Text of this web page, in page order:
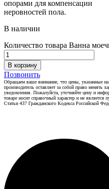
опорами для компенсации
неровностей пола.
В наличии
Количество товара Ванна
В корзину
Позвонить
Обращаем ваше внимание, что цены, указанные на
производитель оставляет за собой право менять
уведомления. Пожалуйста, уточняйте цену и
товаре носит справочный характер и не
Статьи 437 Гражданского Кодекса Российской